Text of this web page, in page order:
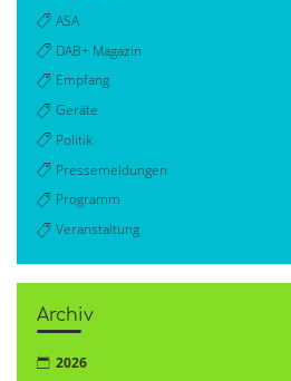
ASA
DAB+ Magazin
Empfang
Geräte
Politik
Pressemeldungen
Programm
Veranstaltung
Archiv
2026